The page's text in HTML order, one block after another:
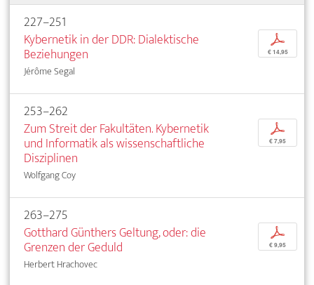
227–251
Kybernetik in der DDR: Dialektische
Beziehungen
Jérôme Segal
p
€ 14,95
253–262
Zum Streit der Fakultäten. Kybernetik
und Informatik als wissenschaftliche
Disziplinen
Wolfgang Coy
p
€ 7,95
263–275
Gotthard Günthers Geltung, oder: die
Grenzen der Geduld
Herbert Hrachovec
p
€ 9,95